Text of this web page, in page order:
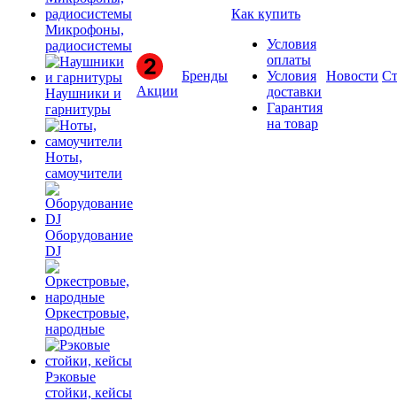
Микрофоны,
радиосистемы
Наушники и
гарнитуры
Ноты,
самоучители
Оборудование
DJ
Оркестровые,
народные
Рэковые
стойки, кейсы
Акции
Бренды
Как купить
Условия
оплаты
Условия
доставки
Гарантия
на товар
Новости